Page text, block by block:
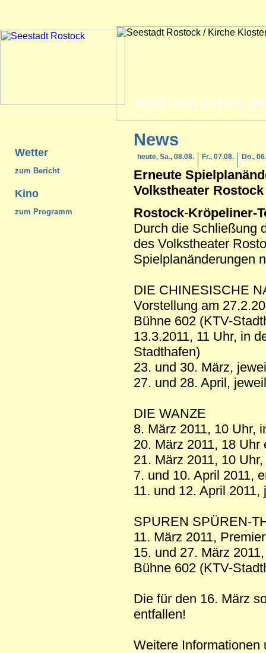
NEWS JOBS EVENTS
Wetter
zum Bericht
Kino
zum Programm
News
heute, Sa., 08.08. Fr., 07.08. Do.,
Erneute
Volkstheater Rostock
Rostock-Kröpeliner-
Durch die Schließung
des Volkstheater
Spielplanänderungen
DIE CHINESISCHE
Vorstellung am
Bühne 602 (KTV-
13.3.2011, 11 Uhr, in
Stadthafen)
23. und 30. März,
27. und 28. April,
DIE WANZE
8. März 2011, 10 Uhr,
20. März 2011, 18 Uhr
21. März 2011, 10
7. und 10. April 2011,
11. und 12. April
SPUREN SPÜREN-
11. März 2011,
15. und 27. März
Bühne 602 (KTV-
Die für den 16. März
entfallen!
Weitere Informationen